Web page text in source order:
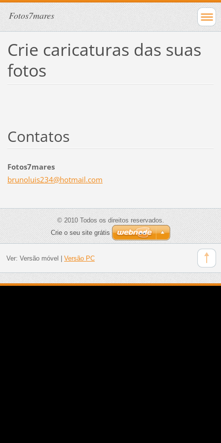
Fotos7mares
Crie caricaturas das suas
fotos
Contatos
Fotos7mares
brunoluis234@hotmail.com
© 2010 Todos os direitos reservados.
Crie o seu site grátis
Ver: Versão móvel Versão PC